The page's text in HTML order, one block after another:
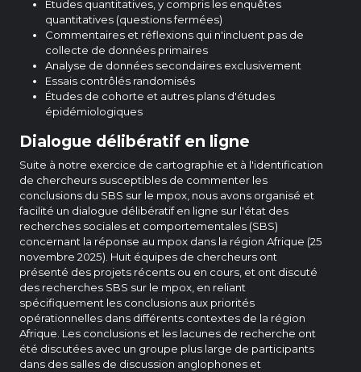
Études quantitatives, y compris les enquêtes
quantitatives (questions fermées)
Commentaires et réflexions qui n'incluent pas de
collecte de données primaires
Analyse de données secondaires exclusivement
Essais contrôlés randomisés
Études de cohorte et autres plans d'études
épidémiologiques
Dialogue délibératif en ligne
Suite à notre exercice de cartographie et à l'identification
de chercheurs susceptibles de commenter les
conclusions du SBS sur le mpox, nous avons organisé et
facilité un dialogue délibératif en ligne sur l'état des
recherches sociales et comportementales (SBS)
concernant la réponse au mpox dans la région Afrique (25
novembre 2025). Huit équipes de chercheurs ont
présenté des projets récents ou en cours, et ont discuté
des recherches SBS sur le mpox, en reliant
spécifiquement les conclusions aux priorités
opérationnelles dans différents contextes de la région
Afrique. Les conclusions et les lacunes de recherche ont
été discutées avec un groupe plus large de participants
dans des salles de discussion anglophones et